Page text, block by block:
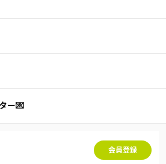
ー💌
会員登録